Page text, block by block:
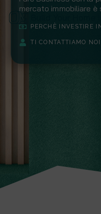
mercato immobiliare
PERCHÈ INVESTIRE
TI CONTATTIAMO NOI